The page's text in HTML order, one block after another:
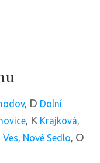
, D Dolní
, K Krajková,
Ves, Nové Sedlo, O